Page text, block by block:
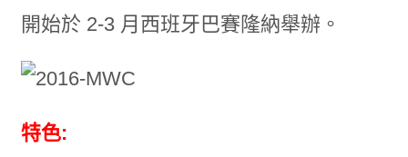
開始於 2-3 月西班牙巴賽隆納舉辦。
特色: